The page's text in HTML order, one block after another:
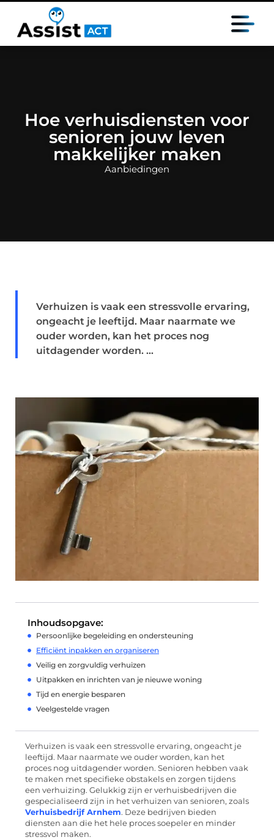
Hoe verhuisdiensten voor
senioren jouw leven
makkelijker maken
Aanbiedingen
Verhuizen is vaak een stressvolle ervaring,
ongeacht je leeftijd. Maar naarmate we
ouder worden, kan het proces nog
uitdagender worden. ...
Inhoudsopgave:
Persoonlijke begeleiding en ondersteuning
Efficiënt inpakken en organiseren
Veilig en zorgvuldig verhuizen
Uitpakken en inrichten van je nieuwe woning
Tijd en energie besparen
Veelgestelde vragen
Verhuizen is vaak een stressvolle ervaring, ongeacht je
leeftijd. Maar naarmate we ouder worden, kan het
proces nog uitdagender worden. Senioren hebben vaak
te maken met specifieke obstakels en zorgen tijdens
een verhuizing. Gelukkig zijn er verhuisbedrijven die
gespecialiseerd zijn in het verhuizen van senioren, zoals
Verhuisbedrijf Arnhem. Deze bedrijven bieden
diensten aan die het hele proces soepeler en minder
stressvol maken.